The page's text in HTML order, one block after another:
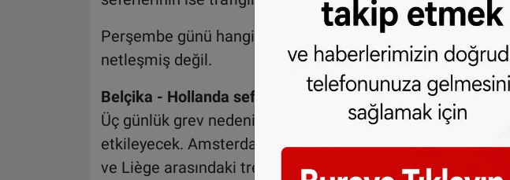
Perşembe günü hangi seferlerin iptal olacağı ve günün
netleşmiş değil.
Belçika - Hollanda seferleri iptal edildi
Üç günlük grev nedeniyle Belçika Hollanda arasında sefer
etkileyecek. Amsterdam'dan Brüksel'e giden beş
ve Liège arasındaki tren seferleri bugün yapılmıyor.